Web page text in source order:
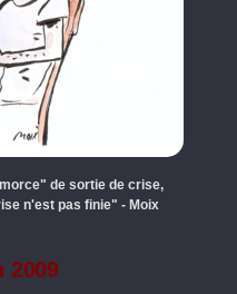
de sortie de crise,
n'est pas finie" - Moix
2009